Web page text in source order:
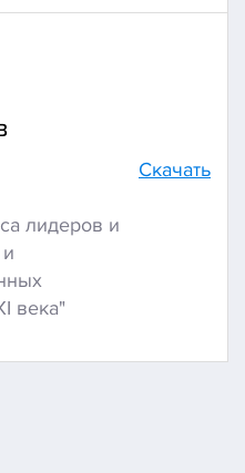
лидеров и
века"
Скачать